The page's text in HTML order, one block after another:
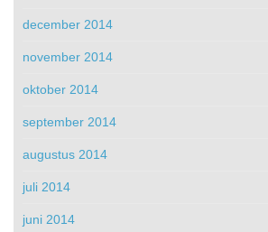
december 2014
november 2014
oktober 2014
september 2014
augustus 2014
juli 2014
juni 2014